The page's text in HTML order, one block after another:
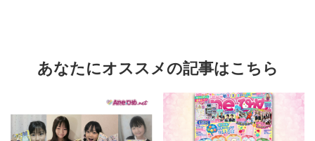
あなたにオススメの記事はこちら